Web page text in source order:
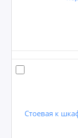
Cтоевая к